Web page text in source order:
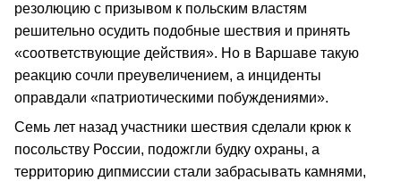
резолюцию с призывом к польским властям
решительно осудить подобные шествия и принять
«соответствующие действия». Но в Варшаве такую
реакцию сочли преувеличением, а инциденты
оправдали «патриотическими побуждениями».
Семь лет назад участники шествия сделали крюк к
посольству России, подожгли будку охраны, а
территорию дипмиссии стали забрасывать камнями,